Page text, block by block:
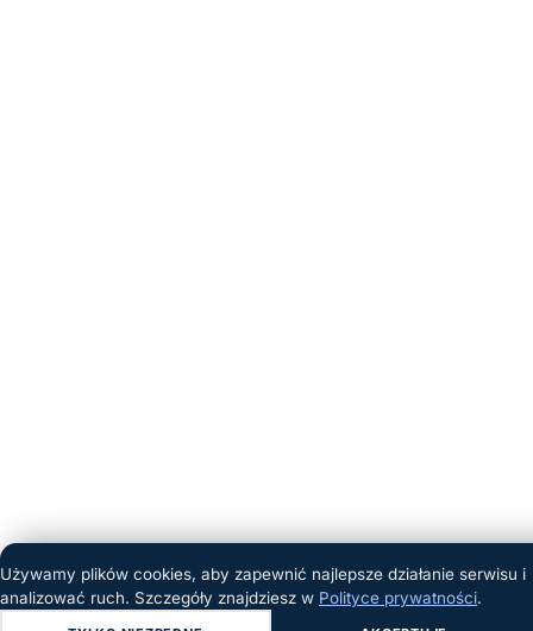
Używamy plików cookies, aby zapewnić najlepsze działanie serwisu i
analizować ruch. Szczegóły znajdziesz w Polityce prywatności.